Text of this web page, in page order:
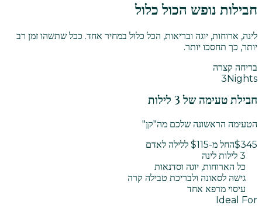
חבילות נופש הכול כלול
לינה, ארוחות, יוגה ובריאות, הכל כלול במחיר אחד. ככל שתשהו זמן רב
יותר, כך תחסכו יותר.
בריחה קצרה
3Nights
חבילת טעימה של 3 לילות
הטעימה הראשונה שלכם מה"קן"
$345החל מ-$115 ללילה לאדם
3 לילות לינה
כל הארוחות, יוגה וסדנאות
גישה לסאונה ולבריכת טבילה קרה
עיסוי מרפא אחד
Ideal For